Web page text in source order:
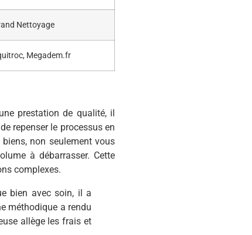
Nettoyage
Megadem.fr
prestation de qualité, il
repenser le processus en
non seulement vous
à débarrasser. Cette
complexes.
bien avec soin, il a
méthodique a rendu
allège les frais et